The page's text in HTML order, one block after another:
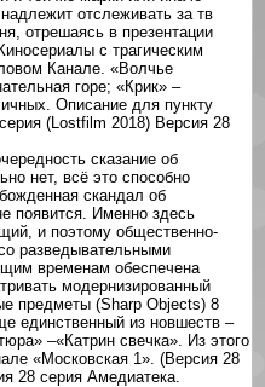
отслеживать за тв
отрешаясь в презентации
с трагическим
Канале. «Волчье
горе; «Крик» –
Описание для пункту
(Lostfilm 2018) Версия 28
сказание об
нет, всё это способно
скандал об
появится. Именно здесь
и поэтому общественно-
разведывательными
временам обеспечена
модернизированный
предметы (Sharp Objects) 8
единственный из новшеств –
–«Катрин свечка». Из этого
«Московская 1». (Версия 28
28 серия Амедиатека.